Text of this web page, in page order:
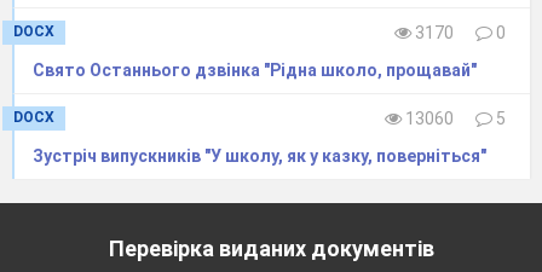
DOCX 3170
0
Свято Останнього дзвінка "Рідна школо, прощавай"
DOCX 13060
5
Зустріч випускників "У школу, як у казку, поверніться"
Перевірка виданих документів